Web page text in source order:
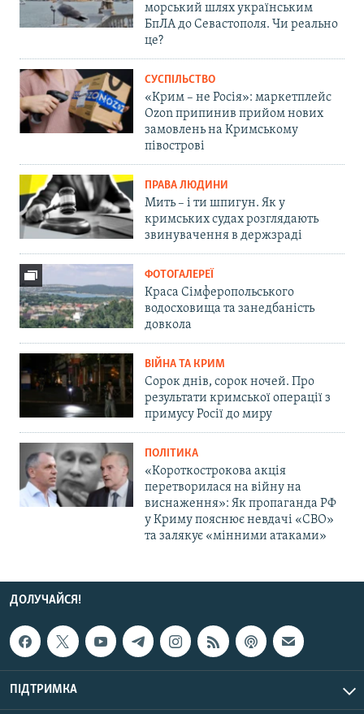
морський шлях українським
БпЛА до Севастополя. Чи реально
це?
СУСПІЛЬСТВО
«Крим – не Росія»: маркетплейс
Ozon припинив прийом нових
замовлень на Кримському
півострові
ПРАВА ЛЮДИНИ
Мить – і ти шпигун. Як у
кримських судах розглядають
звинувачення в держзраді
ФОТОГАЛЕРЕЇ
Краса Сімферопольського
водосховища та занедбаність
довкола
ВІЙНА ТА КРИМ
Сорок днів, сорок ночей. Про
результати кримської операції з
примусу Росії до миру
ПОЛІТИКА
«Короткострокова акція
перетворилася на війну на
виснаження»: Як пропаганда РФ
у Криму пояснює невдачі «СВО»
та залякує «мінними атаками»
ДОЛУЧАЙСЯ!
ПІДТРИМКА